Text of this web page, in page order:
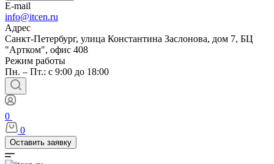
E-mail
info@itcen.ru
Адрес
Санкт-Петербург, улица Константина Заслонова, дом 7, БЦ
"Артком", офис 408
Режим работы
Пн. – Пт.: с 9:00 до 18:00
0
0
Оставить заявку